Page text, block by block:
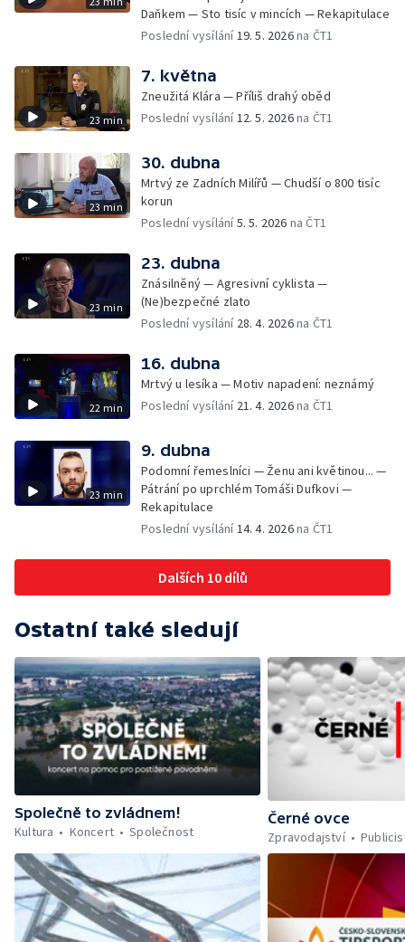
Daňkem — Sto tisíc v mincích — Rekapitulace
Poslední vysílání 19. 5. 2026na ČT1
23 min
7. května
Zneužitá Klára — Příliš drahý oběd
Poslední vysílání 12. 5. 2026na ČT1
23 min
30. dubna
Mrtvý ze Zadních Milířů — Chudší o 800 tisíc
korun
Poslední vysílání5. 5. 2026 na ČT1
23 min
23. dubna
Znásilněný — Agresivní cyklista —
(Ne)bezpečné zlato
Poslední vysílání 28. 4. 2026na ČT1
22 min
16. dubna
Mrtvý u lesíka — Motiv napadení: neznámý
Poslední vysílání 21. 4. 2026na ČT1
23 min
9. dubna
Podomní řemeslníci — Ženu ani květinou... —
Pátrání po uprchlém Tomáši Dufkovi —
Rekapitulace
Poslední vysílání 14. 4. 2026na ČT1
Dalších 10 dílů
Ostatní také sledují
Společně to zvládnem!
Kultura
Koncert Společnost
Černé ovce
Zpravodajství